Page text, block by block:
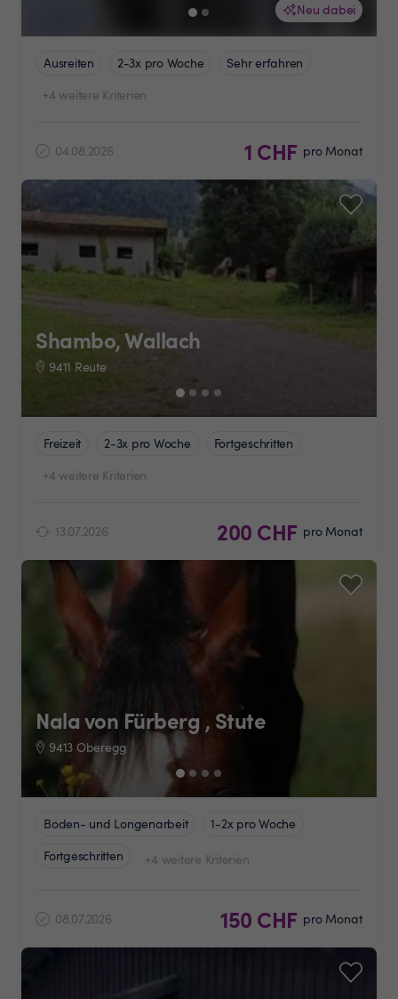
Neu dabei
Ausreiten 2-3x pro Woche
Sehr erfahren
+4 weitere Kriterien
04.08.2026 1 CHF pro Monat
Shambo, Wallach
9411 Reute
Freizeit 2-3x pro Woche
Fortgeschritten
+4 weitere Kriterien
13.07.2026 200 CHF pro Monat
Nala von Fürberg , Stute
9413 Oberegg
Boden- und Longenarbeit
1-2x pro Woche
Fortgeschritten
+4 weitere Kriterien
08.07.2026 150 CHF pro Monat